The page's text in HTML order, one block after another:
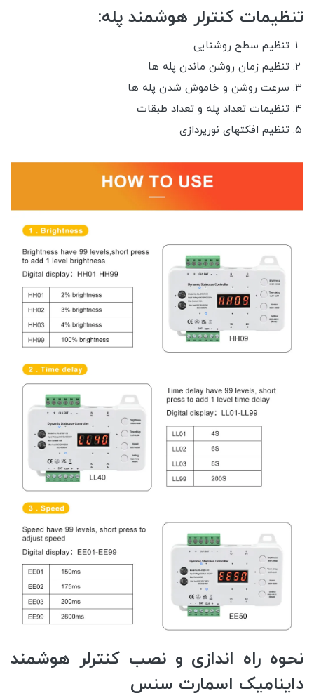
تنظیمات کنترلر هوشمند پله:
تنظیم سطح روشنایی
تنظیم زمان روشن ماندن پله ها
سرعت روشن و خاموش شدن پله ها
تنظیمات تعداد پله و تعداد طبقات
تنظیم افکتهای نورپردازی
نحوه راه اندازی و نصب کنترلر هوشمند
داینامیک اسمارت سنس